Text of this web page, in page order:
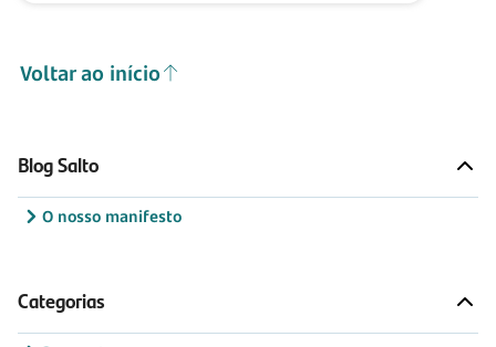
Voltar ao início
Blog Salto
O nosso manifesto
Categorias